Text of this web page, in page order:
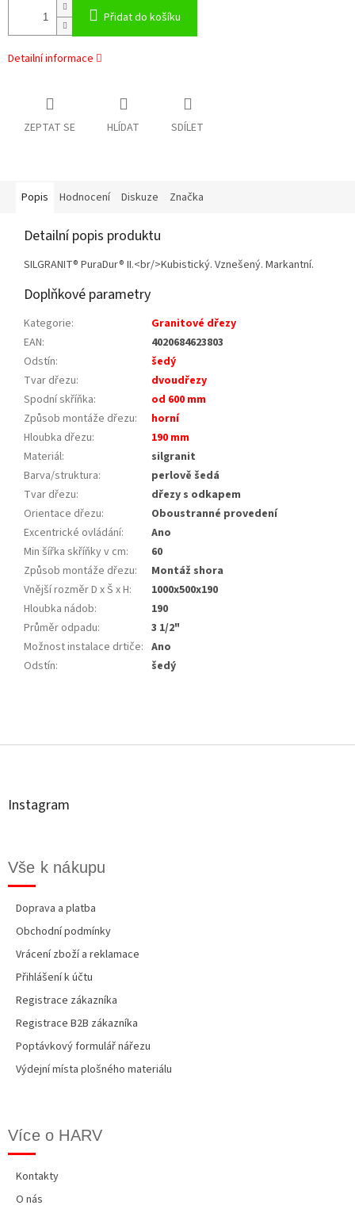
Přidat do košíku
Detailní informace
ZEPTAT SE HLÍDAT SDÍLET
Popis Hodnocení Diskuze Značka
Detailní popis produktu
SILGRANIT® PuraDur® II.<br/>Kubistický. Vznešený. Markantní.
Doplňkové parametry
Kategorie:
Granitové dřezy
EAN:
4020684623803
Odstín:
šedý
Tvar dřezu:
dvoudřezy
Spodní skříňka:
od 600 mm
Způsob montáže dřezu:
horní
Hloubka dřezu:
190 mm
Materiál:
silgranit
Barva/struktura:
perlově šedá
Tvar dřezu:
dřezy s odkapem
Orientace dřezu:
Oboustranné provedení
Excentrické ovládání:
Ano
Min šířka skříňky v cm:
60
Způsob montáže dřezu:
Montáž shora
Vnější rozměr D x Š x H:
1000x500x190
Hloubka nádob:
190
Průměr odpadu:
3 1/2"
Možnost instalace drtiče: Ano
Odstín: šedý
á
Instagram
Vše k nákupu
Doprava a platba
Obchodní podmínky
Vrácení zboží a reklamace
Přihlášení k účtu
Registrace zákazníka
Registrace B2B zákazníka
Poptávkový formulář nářezu
Výdejní místa plošného materiálu
Více o HARV
Kontakty
O nás